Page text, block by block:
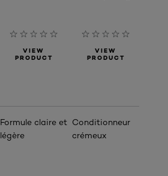
VIEW
PRODUCT
Formule claire et
légère
VIEW
PRODUCT
Conditionneur
crémeux